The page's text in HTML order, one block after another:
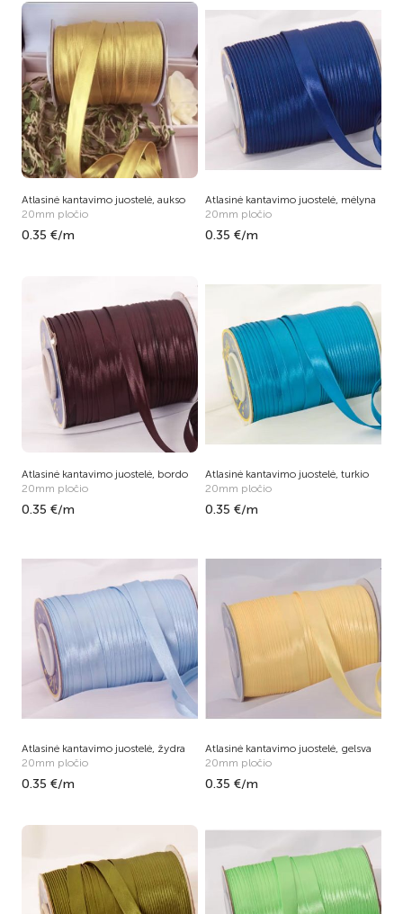
Atlasinė kantavimo juostelė, aukso
20mm pločio
0.35 €/m
Atlasinė kantavimo juostelė, mėlyna
20mm pločio
0.35 €/m
Atlasinė kantavimo juostelė, bordo
20mm pločio
0.35 €/m
Atlasinė kantavimo juostelė, turkio
20mm pločio
0.35 €/m
Atlasinė kantavimo juostelė, žydra
20mm pločio
0.35 €/m
Atlasinė kantavimo juostelė, gelsva
20mm pločio
0.35 €/m